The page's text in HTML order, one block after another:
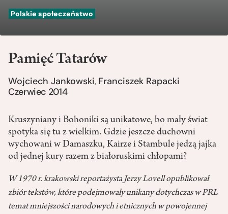
Polskie społeczeństwo
Pamięć Tatarów
Wojciech Jankowski, Franciszek Rapacki
Czerwiec 2014
Kruszyniany i Bohoniki są unikatowe, bo mały świat
spotyka się tu z wielkim. Gdzie jeszcze duchowni
wychowani w Damaszku, Kairze i Stambule jedzą jajka
od jednej kury razem z białoruskimi chłopami?
W 1970 r. krakowski reportażysta Jerzy Lovell opublikował
zbiór tekstów, które podejmowały unikany dotychczas w PRL
temat mniejszości narodowych i etnicznych w powojennej